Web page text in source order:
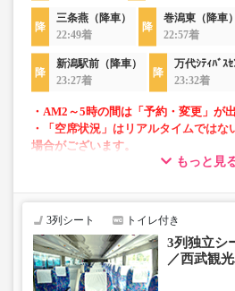
三条燕（降車）
22:49着
巻潟東（降車）
22:57着
新潟駅前（降車）
23:27着
万代ｼﾃｨﾊﾞｽｾ
23:32着
・AM2～5時の間は「予約・変更」が
・「空席状況」はリアルタイムでは
場合がございます。
・車両は予告なく変更となる場合がご
じめご了承ください。
・3列シートでゆったり快適なバス
・フリーWi-Fiが利用可能。※車両に
・車内トイレ完備で長旅でも安心
もっと見
3列シート トイレ付き
3列独立シ
／西武観